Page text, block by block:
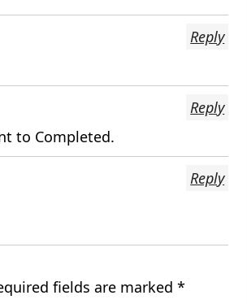
Reply
to Completed.
Reply
Reply
fields are marked *